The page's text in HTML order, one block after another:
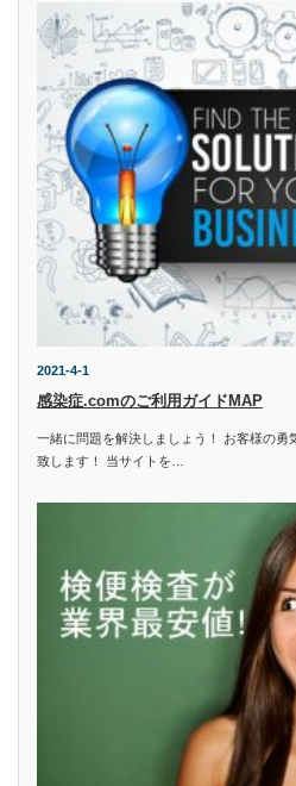
2021-4-1
感染症.comのご利用ガイドMAP
一緒に問題を解決しましょう！ お客様の勇
致します！ 当サイトを…